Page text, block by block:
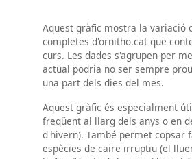
Aquest gràfic mostra la variació
completes d'ornitho.cat que
curs. Les dades s'agrupen per
actual podria no ser sempre
una part dels dies del mes.
Aquest gràfic és especialment
freqüent al llarg dels anys o en
d'hivern). També permet copsar
espècies de caire irruptiu (el